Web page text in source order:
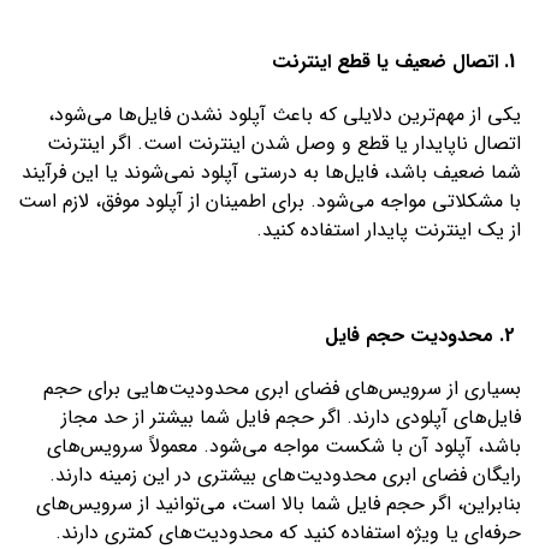
یکی از مهم‌ترین دلایلی که باعث آپلود نشدن فایل‌ها می‌شود،
اتصال ناپایدار یا قطع و وصل شدن اینترنت است. اگر اینترنت
شما ضعیف باشد، فایل‌ها به درستی آپلود نمی‌شوند یا این فرآیند
با مشکلاتی مواجه می‌شود. برای اطمینان از آپلود موفق، لازم است
از یک اینترنت پایدار استفاده کنید.
بسیاری از سرویس‌های فضای ابری محدودیت‌هایی برای حجم
فایل‌های آپلودی دارند. اگر حجم فایل شما بیشتر از حد مجاز
باشد، آپلود آن با شکست مواجه می‌شود. معمولاً سرویس‌های
رایگان فضای ابری محدودیت‌های بیشتری در این زمینه دارند.
بنابراین، اگر حجم فایل شما بالا است، می‌توانید از سرویس‌های
حرفه‌ای یا ویژه استفاده کنید که محدودیت‌های کمتری دارند.